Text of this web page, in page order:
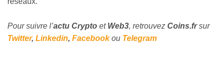
Pour suivre l’actu Crypto et Web3, retrouvez Coins.frsur
Twitter, Linkedin, Facebookou Telegram